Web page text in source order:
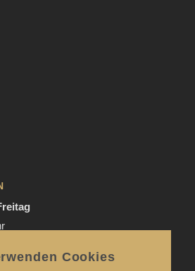
12:00 Uhr – 20:00 Uhr / ab 18.00 Uhr
Cookies